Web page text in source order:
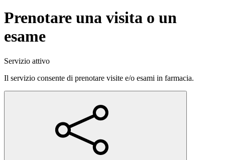
Prenotare una visita o un
esame
Servizio attivo
Il servizio consente di prenotare visite e/o esami in farmacia.